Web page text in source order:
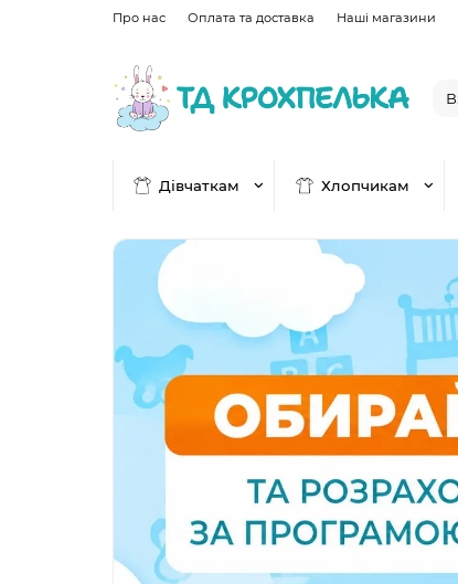
Про нас Оплата та доставка Наші магазини
Дівчаткам Хлопчикам